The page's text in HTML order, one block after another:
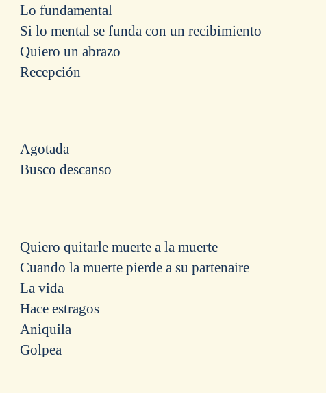
Lo fundamental
Si lo mental se funda con un recibimiento
Quiero un abrazo
Recepción
Agotada
Busco descanso
Quiero quitarle muerte a la muerte
Cuando la muerte pierde a su partenaire
La vida
Hace estragos
Aniquila
Golpea